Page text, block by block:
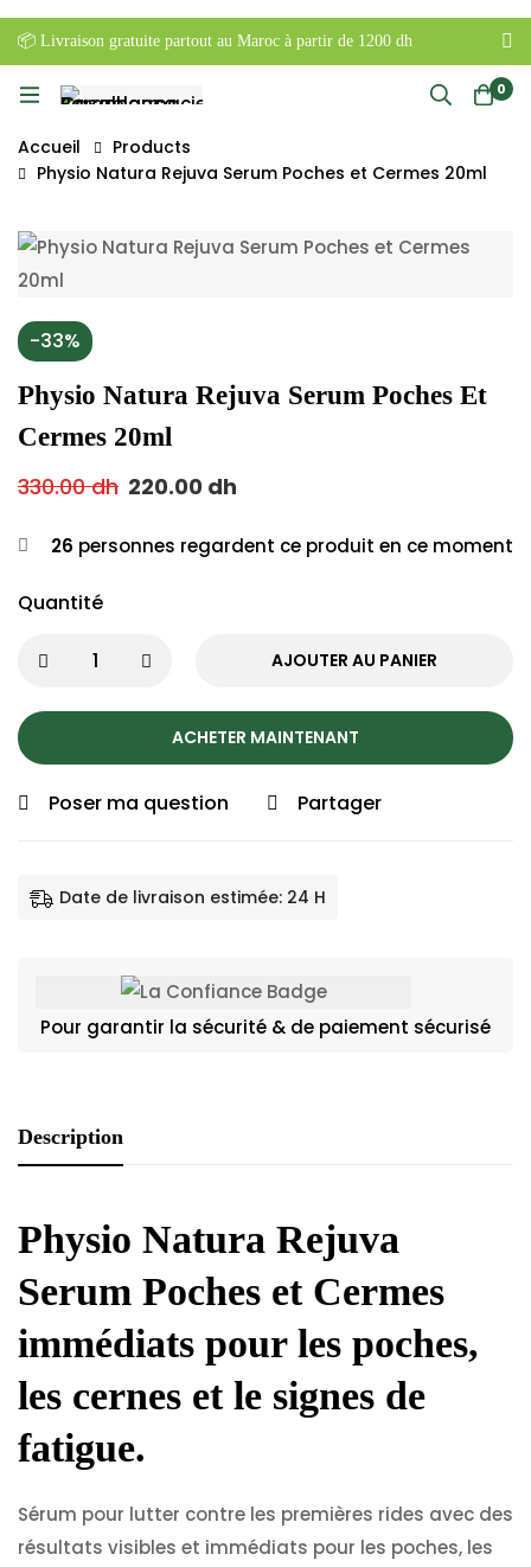
📦 Livraison gratuite partout au Maroc à partir de 1200 dh
0
Accueil
Products
Physio Natura Rejuva Serum Poches et Cermes 20ml
-33%
Physio Natura Rejuva Serum Poches Et
Cermes 20ml
330.00dh 220.00 dh
26 personnes regardent ce produit en ce moment
Quantité
AJOUTER AU PANIER
ACHETER MAINTENANT
Poser ma question Partager
Date de livraison estimée: 24 H
Pour garantir la sécurité & de paiement sécurisé
Description
Physio Natura Rejuva
Serum Poches et Cermes
immédiats pour les poches,
les cernes et le signes de
fatigue.
Sérum pour lutter contre les premières rides avec des
résultats visibles et immédiats pour les poches, les